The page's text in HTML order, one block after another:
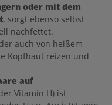
oder mit dem
, sorgt ebenso selbst
nachfettet.
auch von heißem
Kopfhaut reizen und
auf
Vitamin H) ist